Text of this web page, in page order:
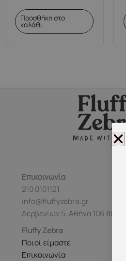
Προσθήκη στο
καλάθι
Επικοινωνία
210 0101121
info@fluffyzebra.gr
Δερβενίων 5, Αθήνα 106 80
Fluffy Zebra
Ποιοί είμαστε
Επικοινωνία